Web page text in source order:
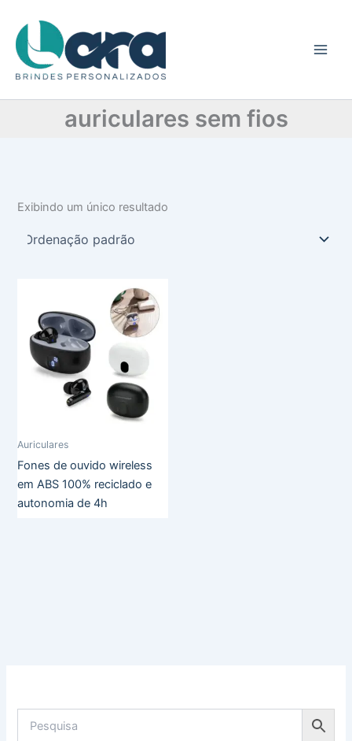
para
conteúdo
auriculares sem fios
t
e
r
Exibindo um único resultado
Auriculares
Fones de ouvido wireless
em ABS 100% reciclado e
autonomia de 4h